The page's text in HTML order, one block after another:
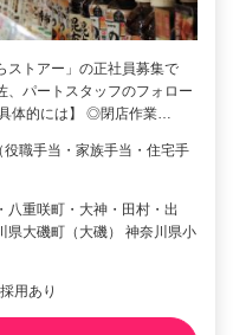
ストアー」の正社員募集で
、パートスタッフのフォロー
体的には】 ◎閉店作業…
職手当・家族手当・住宅手
八重咲町・大神・田村・出
県大磯町（大磯） 神奈川県小
用あり